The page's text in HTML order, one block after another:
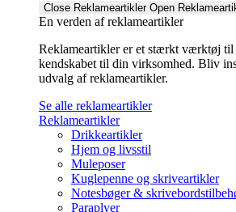
Close Reklameartikler Open
En verden af reklameartikler ​
Reklameartikler er et stærkt værktøj til
kendskabet til din virksomhed. Bliv
udvalg af reklameartikler.
Se alle reklameartikler
Reklameartikler
Drikkeartikler
Hjem og livsstil
Muleposer
Kuglepenne og skriveartikler
Notesbøger &
Paraplyer